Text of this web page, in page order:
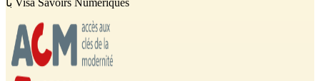
با Visa Savoirs Numériques